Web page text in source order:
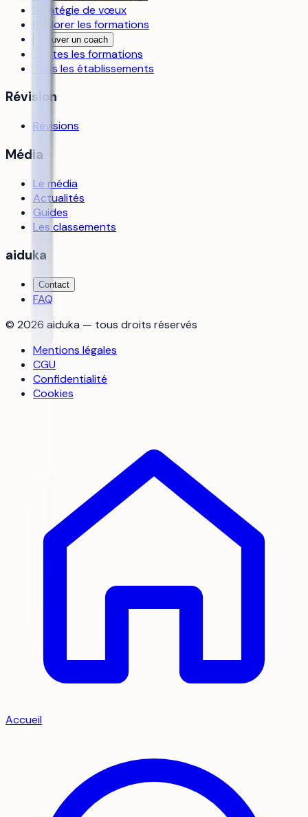
Stratégie de vœux
Explorer les formations
Trouver un coach
Toutes les formations
Tous les établissements
Révision
Révisions
Média
Le média
Actualités
Guides
Les classements
aiduka
Contact
FAQ
© 2026 aiduka — tous droits réservés
Mentions légales
CGU
Confidentialité
Cookies
Accueil